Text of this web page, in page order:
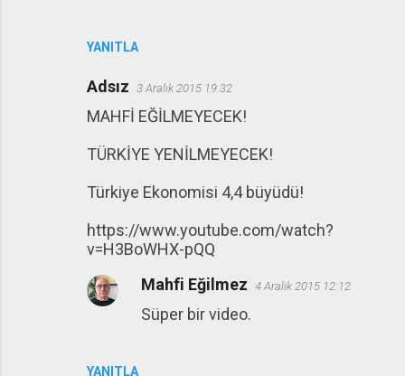
YANITLA
Adsız 3 Aralık 2015 19:32
MAHFİ EĞİLMEYECEK!
TÜRKİYE YENİLMEYECEK!
Türkiye Ekonomisi 4,4 büyüdü!
https://www.youtube.com/watch?
v=H3BoWHX-pQQ
YANITLA
Mahfi Eğilmez 4 Aralık 2015 12:12
Süper bir video.